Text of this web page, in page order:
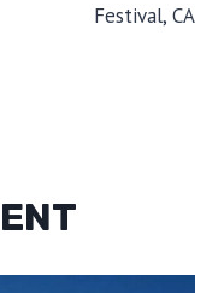
Festival, CA